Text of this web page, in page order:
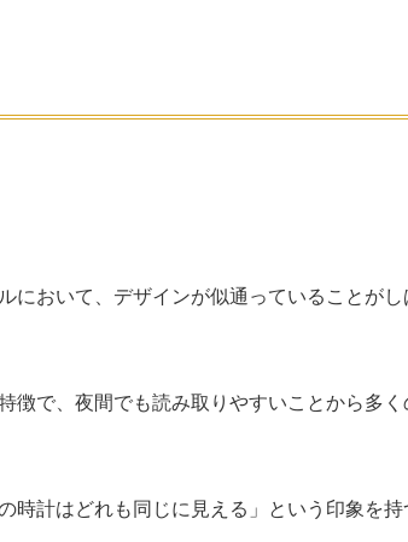
において、デザインが似通っていることがし
徴で、夜間でも読み取りやすいことから多く
時計はどれも同じに見える」という印象を持